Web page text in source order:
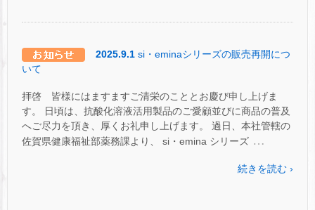
2025.9.1 si・eminaシリーズの販売再開につ
いて
拝啓 皆様にはますますご清栄のこととお慶び申し上げま
す。 日頃は、抗酸化溶液活用製品のご愛顧並びに商品の普及
へご尽力を頂き、厚くお礼申し上げます。 過日、本社管轄の
佐賀県健康福祉部薬務課より、 si・emina シリーズ …
続きを読む ›